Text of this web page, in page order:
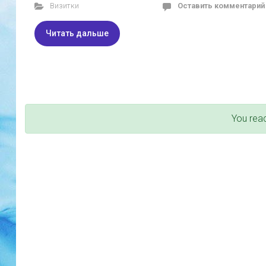
Визитки Оставить комментарий
Читать дальше
You